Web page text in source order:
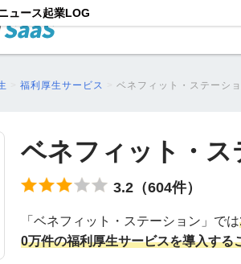
ュース起業LOG
福利厚生サービス ベネフィット・ステーシ
ベネフィット・ス
3.2（604件）
「 ベネフィット・ステーション」では
0万件の福利厚生サービスを導入する